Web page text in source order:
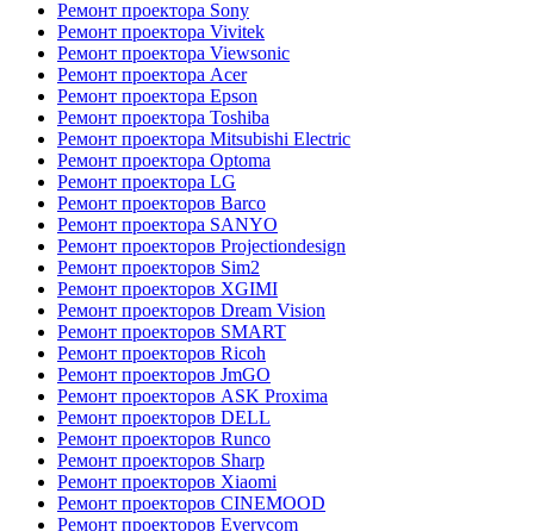
Ремонт проектора Sony
Ремонт проектора Vivitek
Ремонт проектора Viewsonic
Ремонт проектора Acer
Ремонт проектора Epson
Ремонт проектора Toshiba
Ремонт проектора Mitsubishi Electric
Ремонт проектора Optoma
Ремонт проектора LG
Ремонт проекторов Barco
Ремонт проектора SANYO
Ремонт проекторов Projectiondesign
Ремонт проекторов Sim2
Ремонт проекторов XGIMI
Ремонт проекторов Dream Vision
Ремонт проекторов SMART
Ремонт проекторов Ricoh
Ремонт проекторов JmGO
Ремонт проекторов ASK Proxima
Ремонт проекторов DELL
Ремонт проекторов Runco
Ремонт проекторов Sharp
Ремонт проекторов Xiaomi
Ремонт проекторов CINEMOOD
Ремонт проекторов Everycom